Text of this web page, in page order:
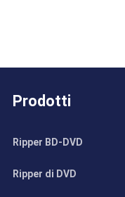
Prodotti
Ripper BD-DVD
Ripper di DVD